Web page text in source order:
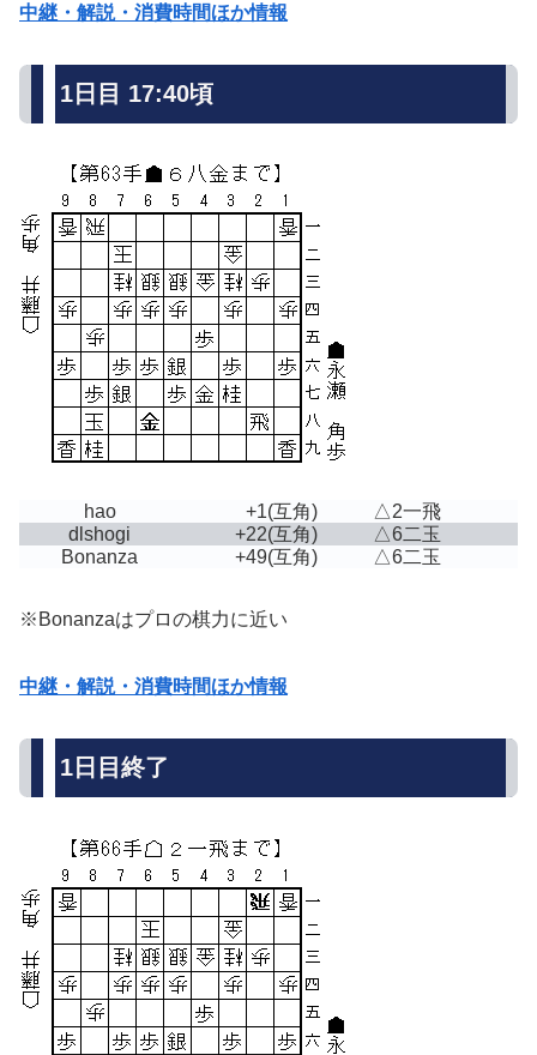
中継・解説・消費時間ほか情報
1日目 17:40頃
hao +1(互角)
△2一飛
dlshogi
+22(互角)
△6二玉
Bonanza
+49(互角) △6二玉
※Bonanzaはプロの棋力に近い
中継・解説・消費時間ほか情報
1日目終了